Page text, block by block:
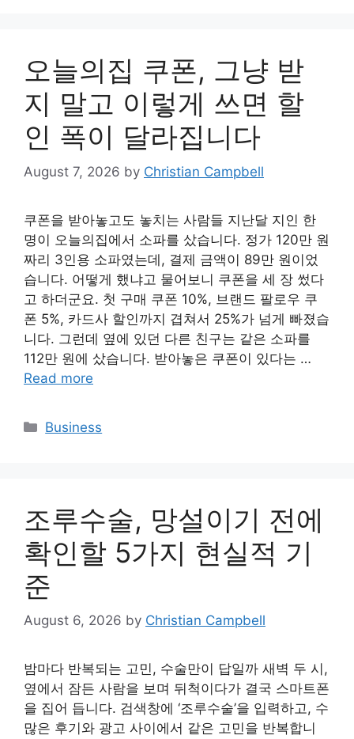
오늘의집 쿠폰, 그냥 받
지 말고 이렇게 쓰면 할
인 폭이 달라집니다
August 7, 2026 by Christian Campbell
쿠폰을 받아놓고도 놓치는 사람들 지난달 지인 한
명이 오늘의집에서 소파를 샀습니다. 정가 120만 원
짜리 3인용 소파였는데, 결제 금액이 89만 원이었
습니다. 어떻게 했냐고 물어보니 쿠폰을 세 장 썼다
고 하더군요. 첫 구매 쿠폰 10%, 브랜드 팔로우 쿠
폰 5%, 카드사 할인까지 겹쳐서 25%가 넘게 빠졌습
니다. 그런데 옆에 있던 다른 친구는 같은 소파를
112만 원에 샀습니다. 받아놓은 쿠폰이 있다는 …
Read more
Categories
Business
조루수술, 망설이기 전에
확인할 5가지 현실적 기
준
August 6, 2026 by Christian Campbell
밤마다 반복되는 고민, 수술만이 답일까 새벽 두 시,
옆에서 잠든 사람을 보며 뒤척이다가 결국 스마트폰
을 집어 듭니다. 검색창에 ‘조루수술’을 입력하고, 수
많은 후기와 광고 사이에서 같은 고민을 반복합니